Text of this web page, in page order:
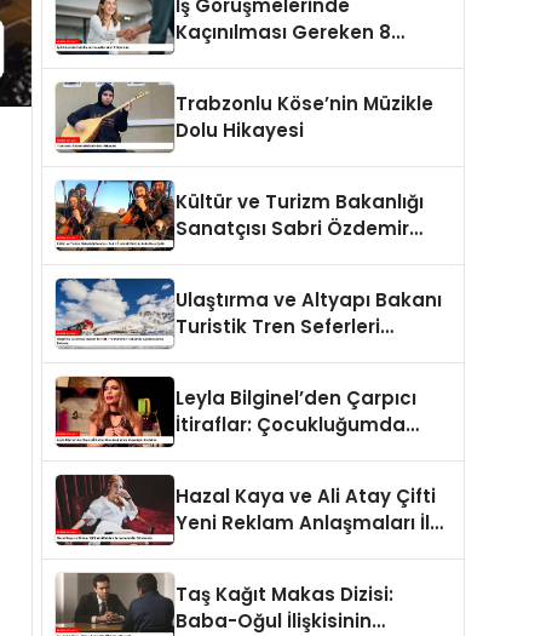
İş Görüşmelerinde
Kaçınılması Gereken 8
Trabzonlu Köse’nin Müzikle
Dolu Hikayesi
Kültür ve Turizm Bakanlığı
Sanatçısı Sabri Özdemir
Ulaştırma ve Altyapı Bakanı
Turistik Tren Seferleri
Leyla Bilginel’den Çarpıcı
İtiraflar: Çocukluğumda
Hazal Kaya ve Ali Atay Çifti
Yeni Reklam Anlaşmaları İle
Taş Kağıt Makas Dizisi:
Baba-Oğul İlişkisinin